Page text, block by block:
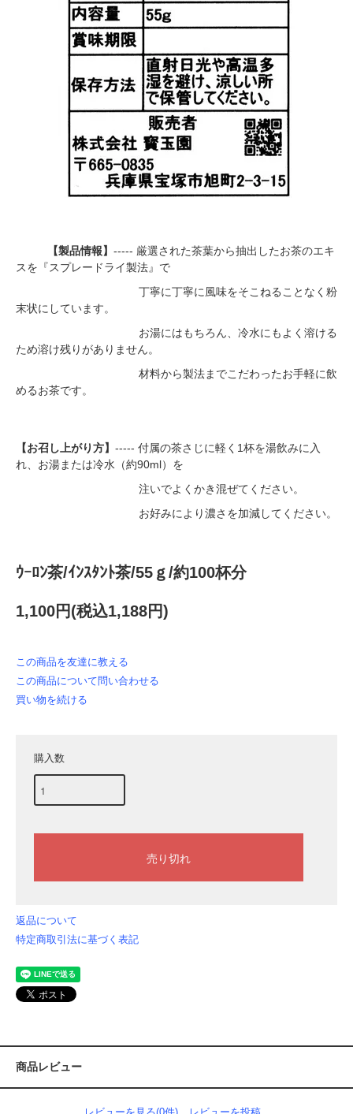
【製品情報】 ----- 厳選された茶葉から抽出したお茶のエキ
スを『スプレードライ製法』で
丁寧に丁寧に風味をそこねることなく粉
末状にしています。
お湯にはもちろん、冷水にもよく溶ける
ため溶け残りがありません。
材料から製法までこだわったお手軽に飲
めるお茶です。
【お召し上がり方】 ----- 付属の茶さじに軽く1杯を湯飲みに入
れ、お湯または冷水（約90ml）を
注いでよくかき混ぜてください。
お好みにより濃さを加減してください。
ｳｰﾛﾝ茶/ｲﾝｽﾀﾝﾄ茶/55ｇ/約100杯分
1,100円(税込1,188円)
この商品を友達に教える
この商品について問い合わせる
買い物を続ける
購入数
返品について
特定商取引法に基づく表記
商品レビュー